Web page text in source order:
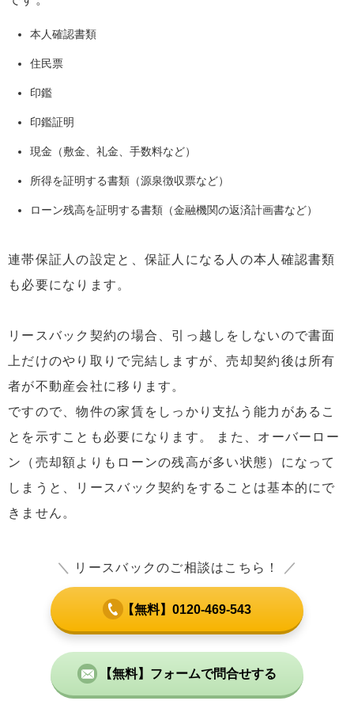
本人確認書類
住民票
印鑑
印鑑証明
現金（敷金、礼金、手数料など）
所得を証明する書類（源泉徴収票など）
ローン残高を証明する書類（金融機関の返済計画書など）
連帯保証人の設定と、保証人になる人の本人確認書類
も必要になります。
リースバック契約の場合、引っ越しをしないので書面
上だけのやり取りで完結しますが、売却契約後は所有
者が不動産会社に移ります。
ですので、物件の家賃をしっかり支払う能力があるこ
とを示すことも必要になります。 また、オーバーロー
ン（売却額よりもローンの残高が多い状態）になって
しまうと、リースバック契約をすることは基本的にで
きません。
＼ リースバックのご相談はこちら！ ／
【無料】0120-469-543
【無料】フォームで問合せする